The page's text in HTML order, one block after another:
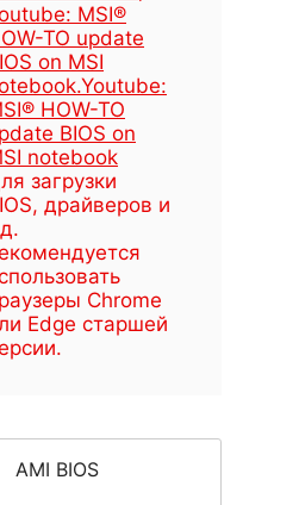
MSI®
TO update
on MSI
.Youtube:
HOW-TO
BIOS on
notebook
загрузки
драйверов и
Chrome
Edge старшей
AMI BIOS